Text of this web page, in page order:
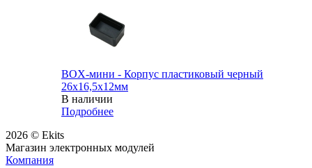
BOX-мини - Корпус пластиковый черный
26х16,5х12мм
В наличии
Подробнее
2026 © Ekits
Магазин электронных модулей
Компания